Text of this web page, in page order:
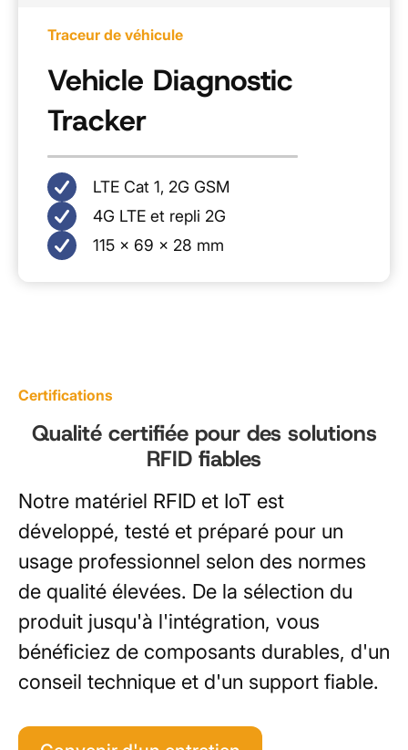
Traceur de véhicule
Vehicle Diagnostic
Tracker
LTE Cat 1, 2G GSM
4G LTE et repli 2G
115 x 69 x 28 mm
Certifications
Qualité certifiée pour des solutions
RFID fiables
Notre matériel RFID et IoT est
développé, testé et préparé pour un
usage professionnel selon des normes
de qualité élevées. De la sélection du
produit jusqu'à l'intégration, vous
bénéficiez de composants durables, d'un
conseil technique et d'un support fiable.